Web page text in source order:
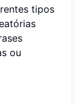
tipos
ou